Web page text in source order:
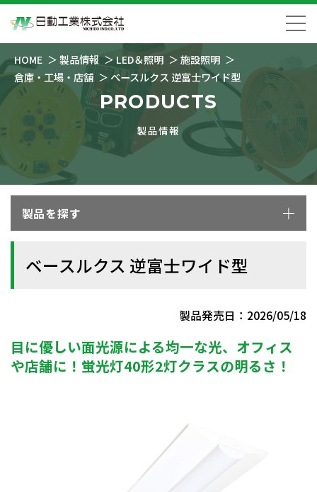
HOME 製品情報 LED＆照明
施設照明
倉庫・工場・店舗
ベースルクス 逆富士ワイド型
PRODUCTS
製品情報
製品を探す
ベースルクス 逆富士ワイド型
製品発売日：2026/05/18
目に優しい面光源による均一な光、オフィス
や店舗に！蛍光灯40形2灯クラスの明るさ！